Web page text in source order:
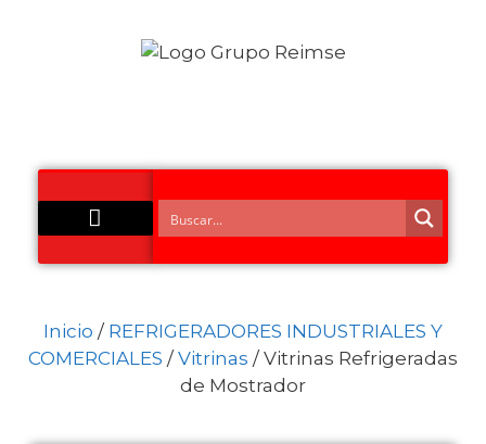
Inicio / REFRIGERADORES INDUSTRIALES Y
COMERCIALES / Vitrinas / Vitrinas Refrigeradas
de Mostrador